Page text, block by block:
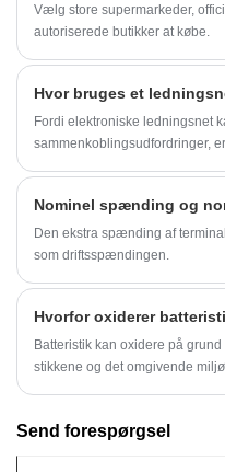
Vælg store supermarkeder,
autoriserede butikker at købe.
Hvor bruges et
Fordi elektroniske ledningsnet
sammenkoblingsudfordringer,
Shenzhen YDR Connector
for elektronisk ledningsnet.
Nominel spænding og
Den ekstra spænding af
som driftsspændingen.
Hvorfor oxiderer
Batteristik kan oxidere på
stikkene og det omgivende
Send forespørgsel